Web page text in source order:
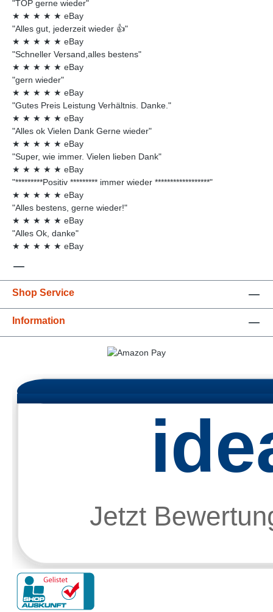
"TOP gerne wieder"
★ ★ ★ ★ ★ eBay
"Alles gut, jederzeit wieder 👍"
★ ★ ★ ★ ★ eBay
"Schneller Versand,alles bestens"
★ ★ ★ ★ ★ eBay
"gern wieder"
★ ★ ★ ★ ★ eBay
"Gutes Preis Leistung Verhältnis. Danke."
★ ★ ★ ★ ★ eBay
"Alles ok Vielen Dank Gerne wieder"
★ ★ ★ ★ ★ eBay
"Super, wie immer. Vielen lieben Dank"
★ ★ ★ ★ ★ eBay
"*********Positiv ********* immer wieder ******************"
★ ★ ★ ★ ★ eBay
"Alles bestens, gerne wieder!"
★ ★ ★ ★ ★ eBay
"Alles Ok, danke"
★ ★ ★ ★ ★ eBay
Shop Service
Information